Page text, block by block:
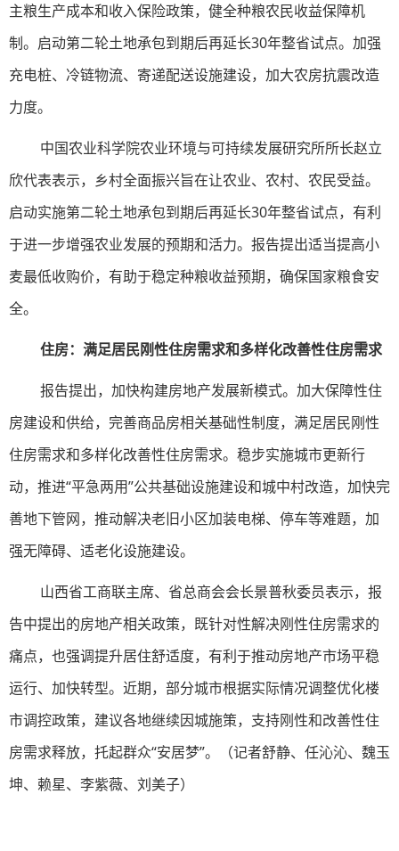
主粮生产成本和收入保险政策，健全种粮农民收益保障机
制。启动第二轮土地承包到期后再延长30年整省试点。加强
充电桩、冷链物流、寄递配送设施建设，加大农房抗震改造
力度。
中国农业科学院农业环境与可持续发展研究所所长赵立
欣代表表示，乡村全面振兴旨在让农业、农村、农民受益。
启动实施第二轮土地承包到期后再延长30年整省试点，有利
于进一步增强农业发展的预期和活力。报告提出适当提高小
麦最低收购价，有助于稳定种粮收益预期，确保国家粮食安
全。
住房：满足居民刚性住房需求和多样化改善性住房需求
报告提出，加快构建房地产发展新模式。加大保障性住
房建设和供给，完善商品房相关基础性制度，满足居民刚性
住房需求和多样化改善性住房需求。稳步实施城市更新行
动，推进“平急两用”公共基础设施建设和城中村改造，加快完
善地下管网，推动解决老旧小区加装电梯、停车等难题，加
强无障碍、适老化设施建设。
山西省工商联主席、省总商会会长景普秋委员表示，报
告中提出的房地产相关政策，既针对性解决刚性住房需求的
痛点，也强调提升居住舒适度，有利于推动房地产市场平稳
运行、加快转型。近期，部分城市根据实际情况调整优化楼
市调控政策，建议各地继续因城施策，支持刚性和改善性住
房需求释放，托起群众“安居梦”。（记者舒静、任沁沁、魏玉
坤、赖星、李紫薇、刘美子）